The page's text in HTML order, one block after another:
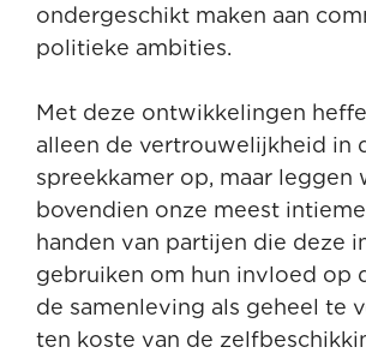
ondergeschikt maken aan
politieke ambities.
Met deze ontwikkelingen
alleen de vertrouwelijkheid in
spreekkamer op, maar leggen
bovendien onze meest
handen van partijen die deze
gebruiken om hun invloed op
de samenleving als geheel te
ten koste van de